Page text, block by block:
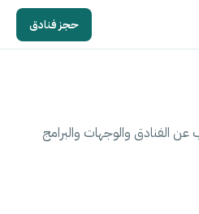
حجز فنادق
الفنادق والوجهات والبرامج